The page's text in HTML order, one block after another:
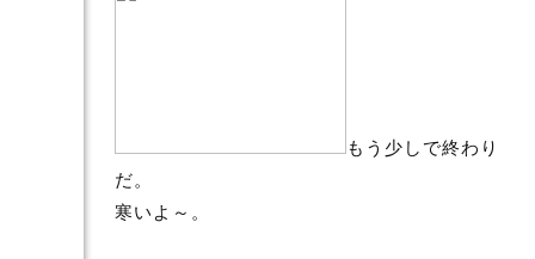
もう少しで終わり
だ。
寒いよ～。